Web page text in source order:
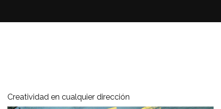
Creatividad en cualquier dirección